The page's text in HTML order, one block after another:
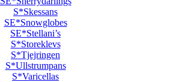
S*Skessans
SE*Snowglobes
SE*Stellani’s
S*Storeklevs
S*Tjejringen
S*Ullstrumpans
S*Varicellas